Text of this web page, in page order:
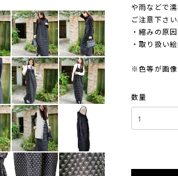
や雨などで
ご注意下さい
・縮みの原
・取り扱い
※色等が画像
数量